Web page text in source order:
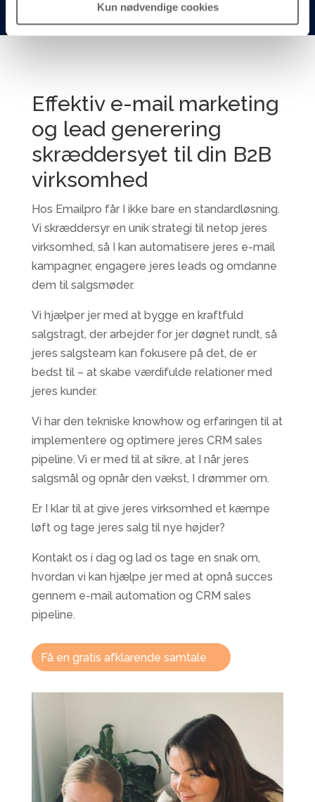
Kun nødvendige cookies
Effektiv e-mail marketing
og lead generering
skræddersyet til din B2B
virksomhed
Hos Emailpro får I ikke bare en standardløsning.
Vi skræddersyr en unik strategi til netop jeres
virksomhed, så I kan automatisere jeres e-mail
kampagner, engagere jeres leads og omdanne
dem til salgsmøder.
Vi hjælper jer med at bygge en kraftfuld
salgstragt, der arbejder for jer døgnet rundt, så
jeres salgsteam kan fokusere på det, de er
bedst til – at skabe værdifulde relationer med
jeres kunder.
Vi har den tekniske knowhow og erfaringen til at
implementere og optimere jeres CRM sales
pipeline. Vi er med til at sikre, at I når jeres
salgsmål og opnår den vækst, I drømmer om.
Er I klar til at give jeres virksomhed et kæmpe
løft og tage jeres salg til nye højder?
Kontakt os i dag og lad os tage en snak om,
hvordan vi kan hjælpe jer med at opnå succes
gennem e-mail automation og CRM sales
pipeline.
Få en gratis afklarende samtale